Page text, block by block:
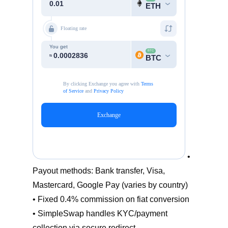
•
Payout methods: Bank transfer, Visa,
Mastercard, Google Pay (varies by country)
• Fixed 0.4% commission on fiat conversion
• SimpleSwap handles KYC/payment